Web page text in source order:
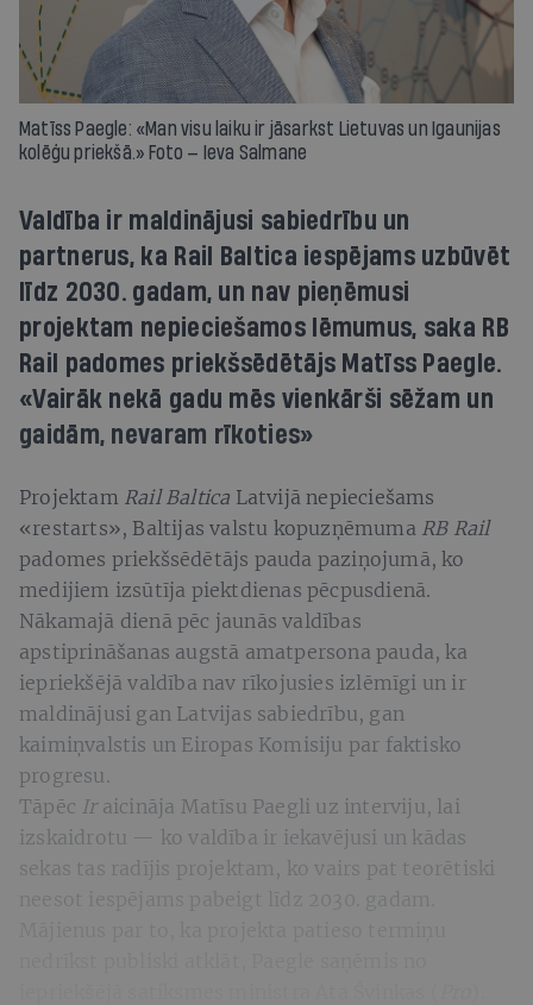
Matīss Paegle: «Man visu laiku ir jāsarkst Lietuvas un Igaunijas
kolēģu priekšā.» Foto — Ieva Salmane
Valdība ir maldinājusi sabiedrību un
partnerus, ka Rail Baltica iespējams uzbūvēt
līdz 2030. gadam, un nav pieņēmusi
projektam nepieciešamos lēmumus, saka RB
Rail padomes priekšsēdētājs Matīss Paegle.
«Vairāk nekā gadu mēs vienkārši sēžam un
gaidām, nevaram rīkoties»
Projektam Rail Baltica Latvijā nepieciešams
«restarts», Baltijas valstu kopuzņēmuma RB Rail
padomes priekšsēdētājs pauda paziņojumā, ko
medijiem izsūtīja piektdienas pēcpusdienā.
Nākamajā dienā pēc jaunās valdības
apstiprināšanas augstā amatpersona pauda, ka
iepriekšējā valdība nav rīkojusies izlēmīgi un ir
maldinājusi gan Latvijas sabiedrību, gan
kaimiņvalstis un Eiropas Komisiju par faktisko
progresu.
Tāpēc Iraicināja Matīsu Paegli uz interviju, lai
izskaidrotu — ko valdība ir iekavējusi un kādas
sekas tas radījis projektam, ko vairs pat teorētiski
neesot iespējams pabeigt līdz 2030. gadam.